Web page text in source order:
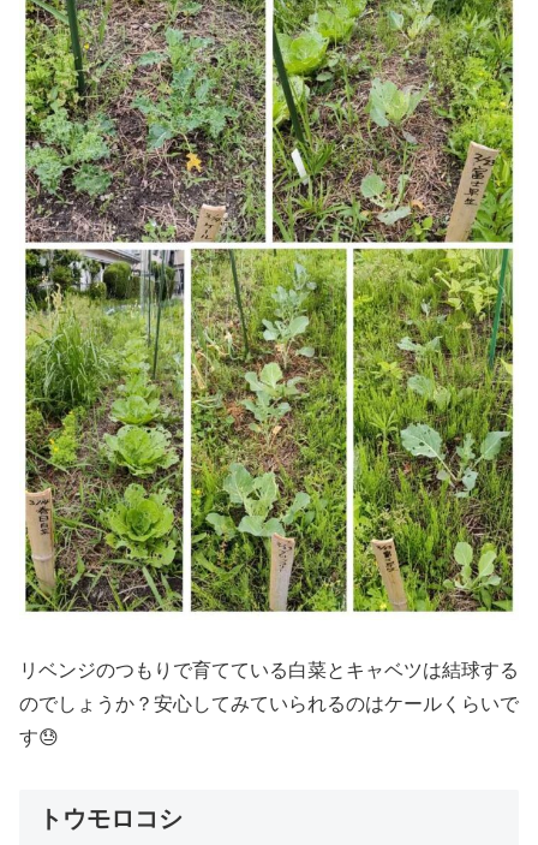
リベンジのつもりで育てている白菜とキャベツは結球する
のでしょうか？安心してみていられるのはケールくらいで
す😓
トウモロコシ